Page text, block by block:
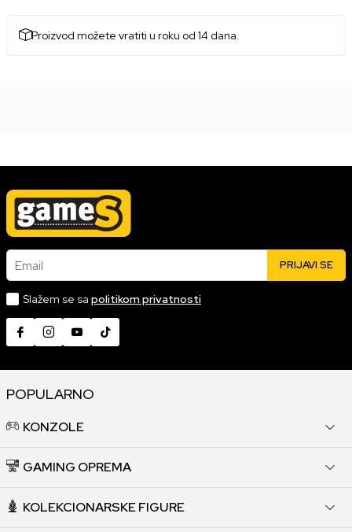
Proizvod možete vratiti u roku od 14 dana.
Email PRIJAVI SE
Slažem se sa politikom privatnosti
POPULARNO
KONZOLE
GAMING OPREMA
KOLEKCIONARSKE FIGURE